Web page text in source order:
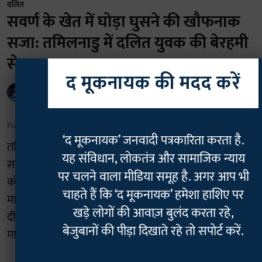
दलित
सवर्ण के खेत में घोड़ा घुसने की खौफनाक
सजा: तमिलनाडु में दलित युवक की बेरहमी
से हत्या
Rajan Chaudhary
Published on
तमिलनाडु के डिंडीगुल जिले से जातिगत हिंसा का एक बेहद
सनसनीखेज और दर्दनाक मामला सामने आया है। यहां
कोडैकनाल तालुक के पूमबराई गांव में एक खेत में घोड़ा जाने के
मामूली विवाद में 26 वर्षीय दलित युवक की बेरहमी से हत्या कर
दी गई। इस खौफनाक वारदात के बाद पूरे इलाके में तनाव का
माहौल है।
द मूकनायक की मदद करें
‘द मूकनायक’ जनवादी पत्रकारिता करता है.
यह संविधान, लोकतंत्र और सामाजिक न्याय
पर चलने वाला मीडिया समूह है. अगर आप भी
चाहते हैं कि ‘द मूकनायक’ हमेशा हाशिए पर
खड़े लोगों की आवाज़ बुलंद करता रहे,
बेजुबानों की पीड़ा दिखाते रहे तो सपोर्ट करें.